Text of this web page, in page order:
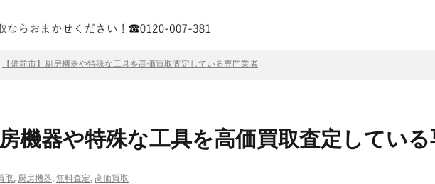
【備前市】厨房機器や特殊な工具を高価買取査定している専門業者
房機器や特殊な工具を高価買取査定してい
取, 厨房機器, 無料査定, 高価買取